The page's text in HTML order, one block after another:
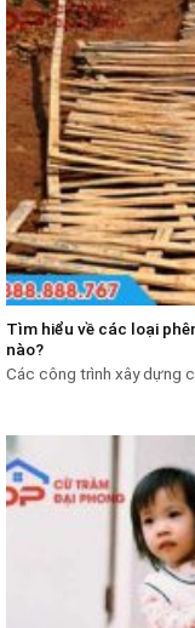
Tìm hiểu về các loại
nào?
Các công trình xây dựng